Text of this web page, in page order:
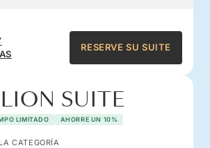
RESERVE SU SUITE
SUITE
LIMITADO AHORRE UN 10%
CATEGORÍA